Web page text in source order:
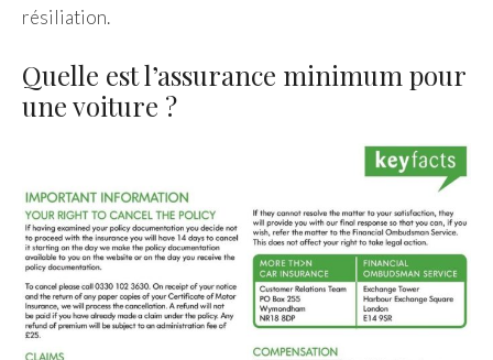
résiliation.
Quelle est l’assurance minimum pour
une voiture ?